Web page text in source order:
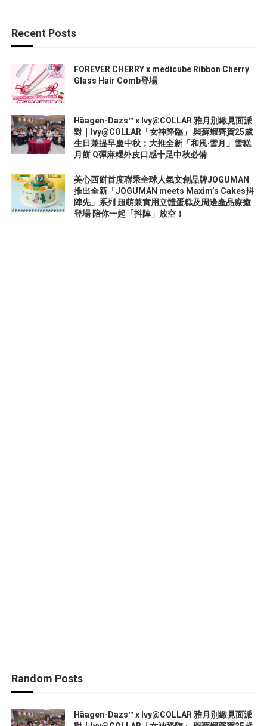
Recent Posts
FOREVER CHERRY x medicube Ribbon Cherry
Glass Hair Comb登場
Häagen-Dazs™ x Ivy@COLLAR 雅月別緻見面派
對｜Ivy@COLLAR「女神降臨」 與蘇蝦齊賀25歲
生日兼提早慶中秋；大推全新「和風‧雪月」雪糕
月餅 Q彈麻糬外皮口感十足中秋必備
美心西餅首度聯乘全球人氣文創品牌JOGUMAN
推出全新「JOGUMAN meets Maxim’s Cakes抖
陣先」系列 超萌兼實用立體蛋糕及周邊產品療癒
登場 陪你一起「抖陣」放空！
Random Posts
Häagen-Dazs™ x Ivy@COLLAR 雅月別緻見面派